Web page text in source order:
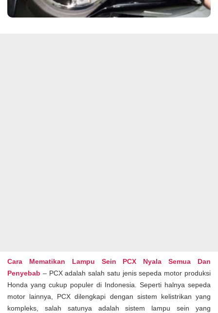
Cara Mematikan Lampu Sein PCX Nyala Semua Dan
Penyebab – PCX adalah salah satu jenis sepeda motor produksi
Honda yang cukup populer di Indonesia. Seperti halnya sepeda
motor lainnya, PCX dilengkapi dengan sistem kelistrikan yang
kompleks, salah satunya adalah sistem lampu sein yang